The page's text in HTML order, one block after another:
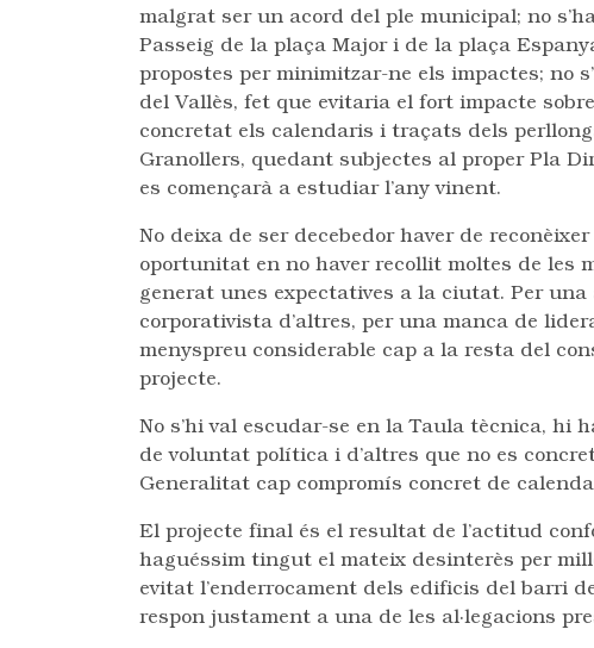
malgrat ser un acord del ple municipal; no
Passeig de la plaça Major i de la plaça
propostes per minimitzar-ne els impactes; no
del Vallès, fet que evitaria el fort impacte
concretat els calendaris i traçats dels
Granollers, quedant subjectes al proper Pla
es començarà a estudiar l’any vinent.
No deixa de ser decebedor haver de
oportunitat en no haver recollit moltes de les
generat unes expectatives a la ciutat. Per
corporativista d’altres, per una manca de
menyspreu considerable cap a la resta del
projecte.
No s’hi val escudar-se en la Taula tècnica, hi
de voluntat política i d’altres que no es
Generalitat cap compromís concret de
El projecte final és el resultat de l’actitud
haguéssim tingut el mateix desinterès per
evitat l’enderrocament dels edificis del barri
respon justament a una de les al·legacions